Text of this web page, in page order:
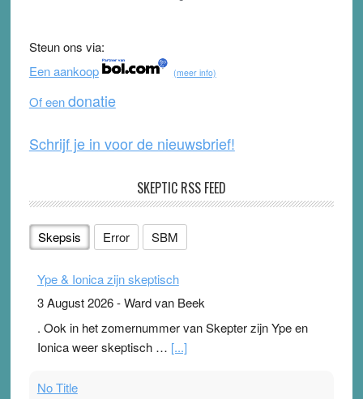
e
b
o
o
k
er T
b
e
d
Steun ons via:
Een aankoop
(meer info)
Of eendonatie
Schrijf je in voor de nieuwsbrief!
SKEPTIC RSS FEED
Skepsis Error SBM
Ype & Ionica zijn skeptisch
3 August 2026-Ward van Beek
. Ook in het zomernummer van Skepter zijn Ype en
Ionica weer skeptisch … [...]
No Title